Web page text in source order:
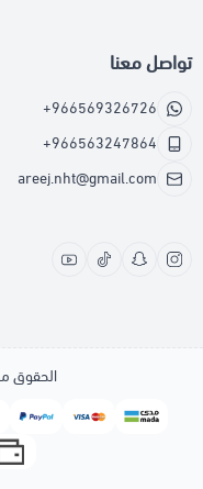
تواصل معنا
+966569326726
+966563247864
areej.nht@gmail.com
الحقوق